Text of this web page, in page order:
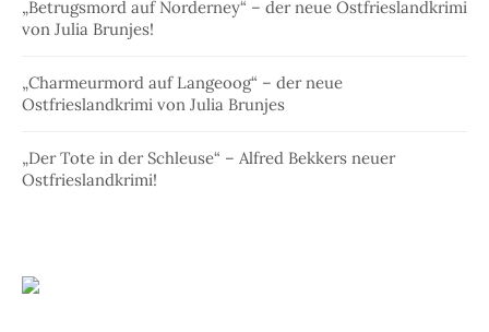
„Betrugsmord auf Norderney“ – der neue Ostfrieslandkrimi
von Julia Brunjes!
„Charmeurmord auf Langeoog“ – der neue
Ostfrieslandkrimi von Julia Brunjes
„Der Tote in der Schleuse“ – Alfred Bekkers neuer
Ostfrieslandkrimi!